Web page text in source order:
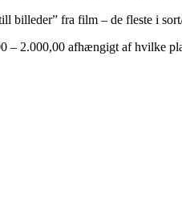
billeder” fra film – de fleste i
– 2.000,00 afhængigt af hvilke